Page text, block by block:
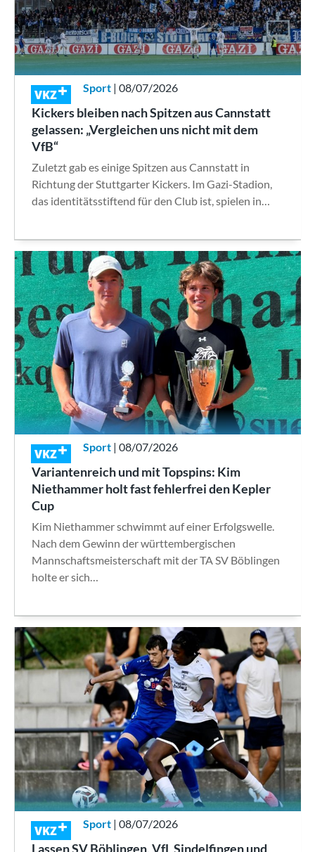
VKZ Sport | 08/07/2026
Kickers bleiben nach Spitzen aus Cannstatt
gelassen: „Vergleichen uns nicht mit dem
VfB“
Zuletzt gab es einige Spitzen aus Cannstatt in
Richtung der Stuttgarter Kickers. Im Gazi-Stadion,
das identitätsstiftend für den Club ist, spielen in…
VKZ Sport | 08/07/2026
Variantenreich und mit Topspins: Kim
Niethammer holt fast fehlerfrei den Kepler
Cup
Kim Niethammer schwimmt auf einer Erfolgswelle.
Nach dem Gewinn der württembergischen
Mannschaftsmeisterschaft mit der TA SV Böblingen
holte er sich…
VKZ Sport | 08/07/2026
Lassen SV Böblingen, VfL Sindelfingen und